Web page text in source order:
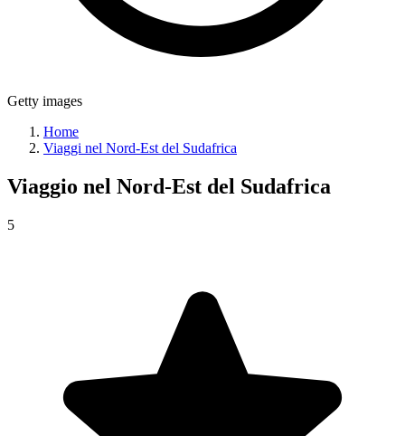
Getty images
Home
Viaggi nel Nord-Est del Sudafrica
Viaggio nel Nord-Est del Sudafrica
5